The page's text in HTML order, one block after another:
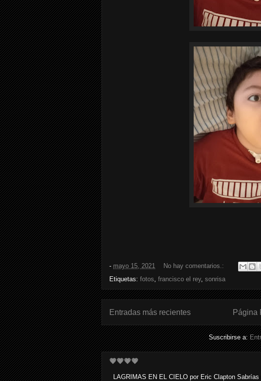
- mayo 15, 2021
No hay comentarios.:
Etiquetas: fotos, francisco el rey, sonrisa
Entradas más recientes Página
Suscribirse a:
💗💗💗💗
LAGRIMAS EN EL CIELO por Eric Clapton